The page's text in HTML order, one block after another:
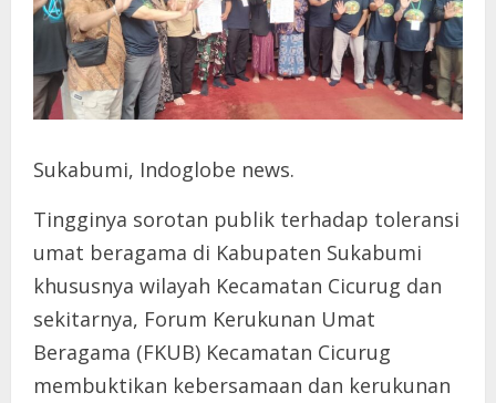
Sukabumi, Indoglobe news.
Tingginya sorotan publik terhadap toleransi
umat beragama di Kabupaten Sukabumi
khususnya wilayah Kecamatan Cicurug dan
sekitarnya, Forum Kerukunan Umat
Beragama (FKUB) Kecamatan Cicurug
membuktikan kebersamaan dan kerukunan